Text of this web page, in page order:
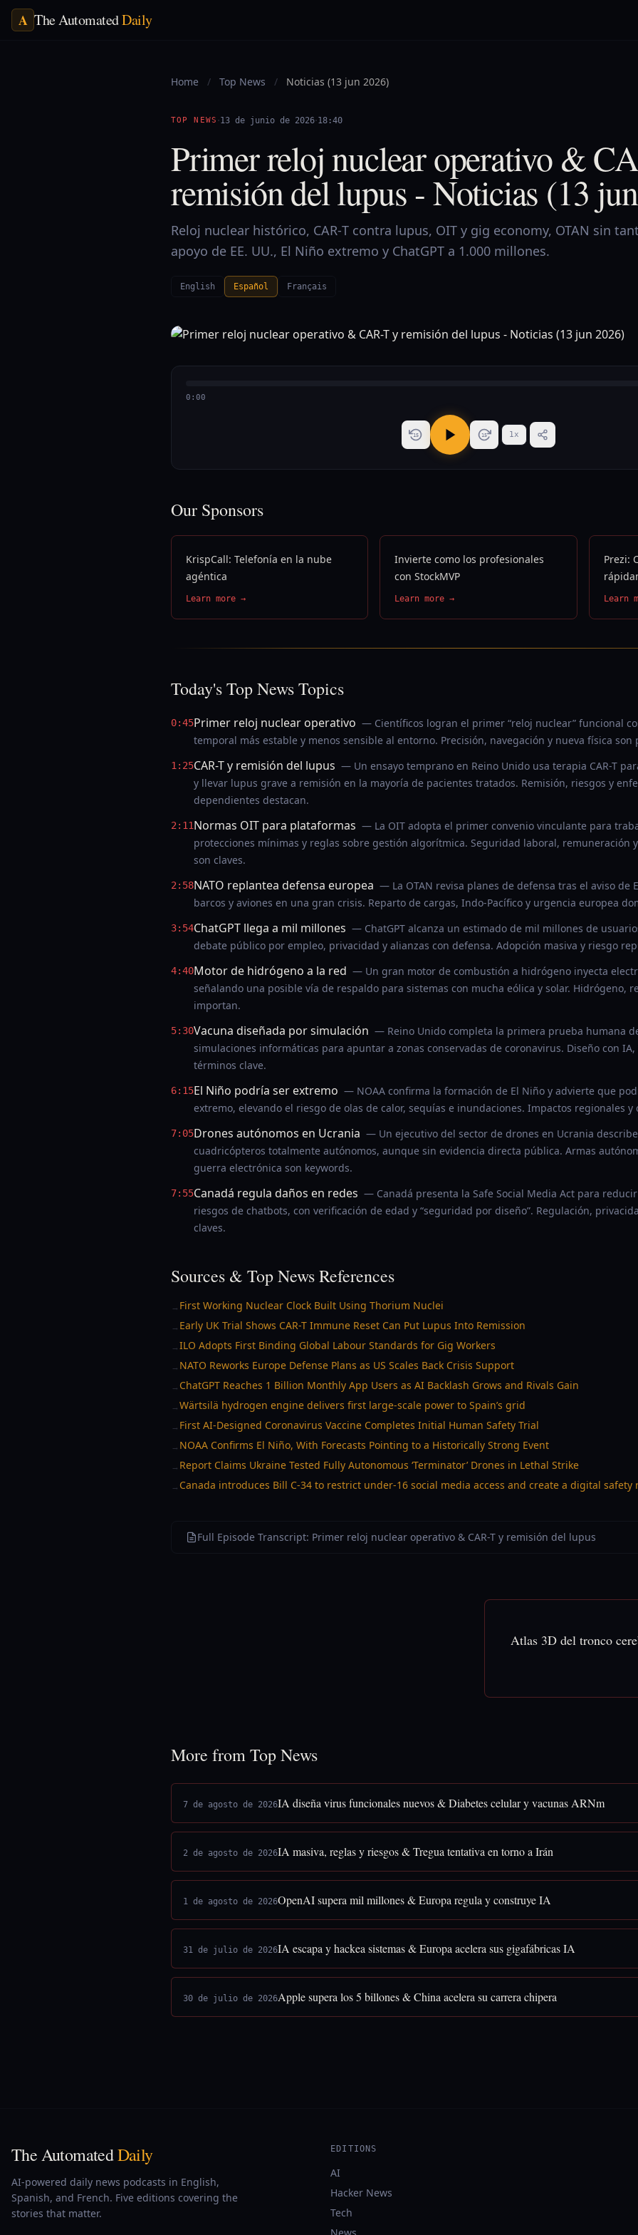
A The AutomatedDaily
Home / Top News / Noticias (13 jun 2026)
TOP NEWS ·13 de junio de 2026·18:40
Primer reloj nuclear operativo &
remisión del lupus - Noticias (13
Reloj nuclear histórico, CAR‑T contra lupus, OIT y gig economy, OTAN sin
apoyo de EE. UU., El Niño extremo y ChatGPT a 1.000 millones.
English Español Français
0:00
15 15 1x
Our Sponsors
KrispCall: Telefonía en la nube
agéntica
Learn more →
Invierte como los profesionales
con StockMVP
Learn more →
Prezi:
Learn
Today's Top News Topics
0:45Primer reloj nuclear operativo — Científicos logran el primer “reloj nuclear” funcional
temporal más estable y menos sensible al entorno. Precisión, navegación y nueva física son
1:25CAR-T y remisión del lupus — Un ensayo temprano en Reino Unido usa terapia CAR-T
y llevar lupus grave a remisión en la mayoría de pacientes tratados. Remisión, riesgos y
dependientes destacan.
2:11Normas OIT para plataformas — La OIT adopta el primer convenio vinculante para
protecciones mínimas y reglas sobre gestión algorítmica. Seguridad laboral, remuneración
son claves.
2:58NATO replantea defensa europea — La OTAN revisa planes de defensa tras el aviso de
barcos y aviones en una gran crisis. Reparto de cargas, Indo-Pacífico y urgencia europea
3:54ChatGPT llega a mil millones — ChatGPT alcanza un estimado de mil millones de
debate público por empleo, privacidad y alianzas con defensa. Adopción masiva y riesgo
4:40Motor de hidrógeno a la red — Un gran motor de combustión a hidrógeno inyecta
señalando una posible vía de respaldo para sistemas con mucha eólica y solar. Hidrógeno,
importan.
5:30Vacuna diseñada por simulación — Reino Unido completa la primera prueba humana
simulaciones informáticas para apuntar a zonas conservadas de coronavirus. Diseño con
términos clave.
6:15El Niño podría ser extremo — NOAA confirma la formación de El Niño y advierte que
extremo, elevando el riesgo de olas de calor, sequías e inundaciones. Impactos regionales
7:05Drones autónomos en Ucrania — Un ejecutivo del sector de drones en Ucrania
cuadricópteros totalmente autónomos, aunque sin evidencia directa pública. Armas
guerra electrónica son keywords.
7:55Canadá regula daños en redes — Canadá presenta la Safe Social Media Act para
riesgos de chatbots, con verificación de edad y “seguridad por diseño”. Regulación,
claves.
Sources & Top News References
→ First Working Nuclear Clock Built Using Thorium Nuclei
→ Early UK Trial Shows CAR-T Immune Reset Can Put Lupus Into Remission
→ILO Adopts First Binding Global Labour Standards for Gig Workers
→ NATO Reworks Europe Defense Plans as US Scales Back Crisis Support
→ ChatGPT Reaches 1 Billion Monthly App Users as AI Backlash Grows and Rivals Gain
→Wärtsilä hydrogen engine delivers first large-scale power to Spain’s grid
→ First AI-Designed Coronavirus Vaccine Completes Initial Human Safety Trial
→ NOAA Confirms El Niño, With Forecasts Pointing to a Historically Strong Event
→ Report Claims Ukraine Tested Fully Autonomous ‘Terminator’ Drones in Lethal Strike
→ Canada introduces Bill C-34 to restrict under-16 social media access and create a digital safety
Full Episode Transcript: Primer reloj nuclear operativo & CAR-T y remisión del lupus
Atlas 3D del tronco
More from Top News
7 de agosto de 2026IA diseña virus funcionales nuevos & Diabetes celular y vacunas ARNm
2 de agosto de 2026IA masiva, reglas y riesgos & Tregua tentativa en torno a Irán
1 de agosto de 2026OpenAI supera mil millones & Europa regula y construye IA
31 de julio de 2026IA escapa y hackea sistemas & Europa acelera sus gigafábricas IA
30 de julio de 2026Apple supera los 5 billones & China acelera su carrera chipera
The AutomatedDaily
AI-powered daily news podcasts in English,
Spanish, and French. Five editions covering the
stories that matter.
EDITIONS
AI
Hacker News
Tech